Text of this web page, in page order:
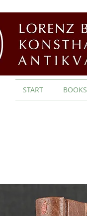
START BOOKS